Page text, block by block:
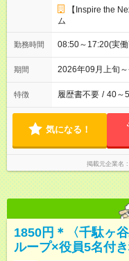
【Inspire the
ム
勤務時間 08:50～17:20(実
期間 2026年09月上旬
特徴 履歴書不要 / 40～
気になる！
掲載元企業名
1850円＊〈千駄ヶ
ループ×役員5名付